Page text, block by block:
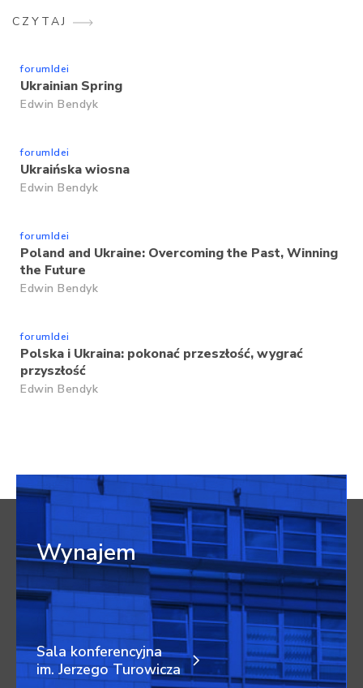
CZYTAJ
forumIdei
Ukrainian Spring
Edwin Bendyk
forumIdei
Ukraińska wiosna
Edwin Bendyk
forumIdei
Poland and Ukraine: Overcoming the Past, Winning
the Future
Edwin Bendyk
forumIdei
Polska i Ukraina: pokonać przeszłość, wygrać
przyszłość
Edwin Bendyk
Wynajem
Sala konferencyjna
im. Jerzego Turowicza